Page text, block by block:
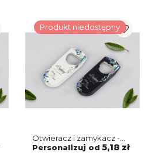
Produkt niedostępny
Otwieracz i zamykacz -
Akwarelowe Wianki
Motyw 8
Personalizuj od 5,18 zł